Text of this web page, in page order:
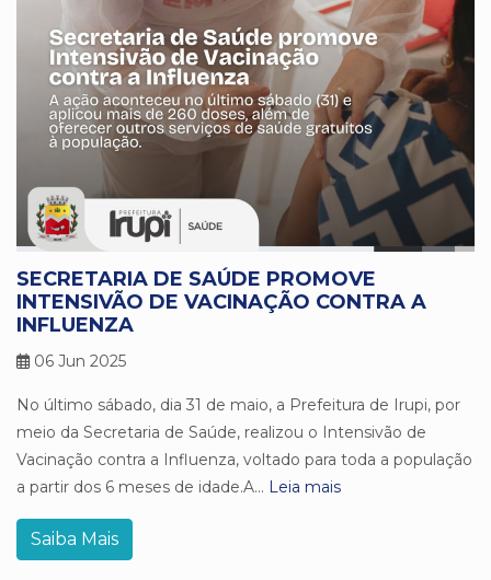
SECRETARIA DE SAÚDE PROMOVE
INTENSIVÃO DE VACINAÇÃO CONTRA A
INFLUENZA
06 Jun 2025
No último sábado, dia 31 de maio, a Prefeitura de Irupi, por
meio da Secretaria de Saúde, realizou o Intensivão de
Vacinação contra a Influenza, voltado para toda a população
a partir dos 6 meses de idade.A... Leia mais
Saiba Mais